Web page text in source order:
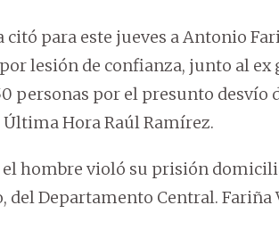
para este jueves a Antonio
lesión de confianza, junto al
personas por el presunto desvío
Hora Raúl Ramírez.
el hombre violó su prisión
del Departamento Central.